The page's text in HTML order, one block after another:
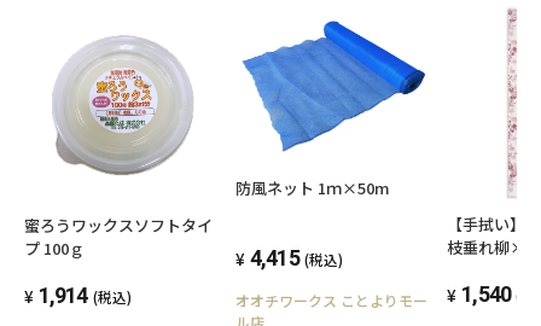
蜜ろうワックスソフトタイ
プ 100ｇ
1,914 (税込)
防風ネット 1ｍ×50m
4,415 (税込)
オオチワークス ことよりモー
ル店
【手拭い】
枝垂れ柳×
1,540 (税